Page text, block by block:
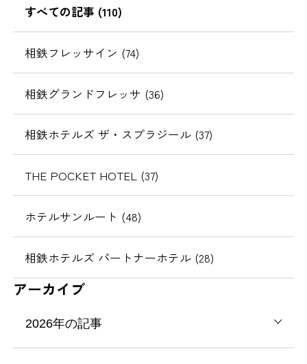
すべての記事 (110)
相鉄フレッサイン (74)
相鉄グランドフレッサ (36)
相鉄ホテルズ ザ・スプラジール (37)
THE POCKET HOTEL (37)
ホテルサンルート (48)
相鉄ホテルズ パートナーホテル (28)
アーカイブ
2026年の記事